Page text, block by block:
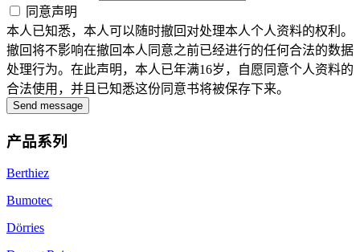
同意声明
本人已知悉，本人可以随时撤回对处理本人个人资料的权利。
撤回将不影响在撤回本人同意之前已经进行的任何合法的数据
处理行为。在此声明，本人已年满16岁，自愿同意个人资料的
合法使用，并且已知悉这份同意书将被保存下来。
Send message
产品系列
Berthiez
Bumotec
Dörries